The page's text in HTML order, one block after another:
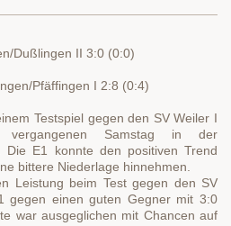
Dußlingen II 3:0 (0:0)
Pfäffingen I 2:8 (0:4)
Testspiel gegen den SV Weiler I
Samstag in der
Die E1 konnte den positiven Trend
bittere Niederlage hinnehmen.
Leistung beim Test gegen den SV
gegen einen guten Gegner mit 3:0
war ausgeglichen mit Chancen auf